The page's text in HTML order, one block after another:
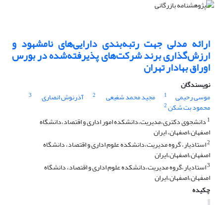
ارائه مدلی جهت رتبه‌بندی دارایی‌های نامشهود و
ارزش‌گذاری برند شرکت‌های پذیرفته‌شده در بورس
اوراق بهادار تهران
نویسندگان
موسی رحیمی
1 مجید محمد شفیعی 2 آذرنوش انصاری 3
محمود بت شکن2
1 دانشجوی دکتری،مدیریت،دانشکده امور اداری و اقتصاد،دانشگاه
اصفهان،اصفهان، ایران
2استادیار، گروه مدیریت،دانشکده علوم اداری و اقتصاد، دانشگاه
اصفهان،اصفهان،ایران
3استادیار،‌گروه مدیریت،دانشکده علوم اداری و اقتصاد، دانشگاه
اصفهان،اصفهان،ایران
چکیده